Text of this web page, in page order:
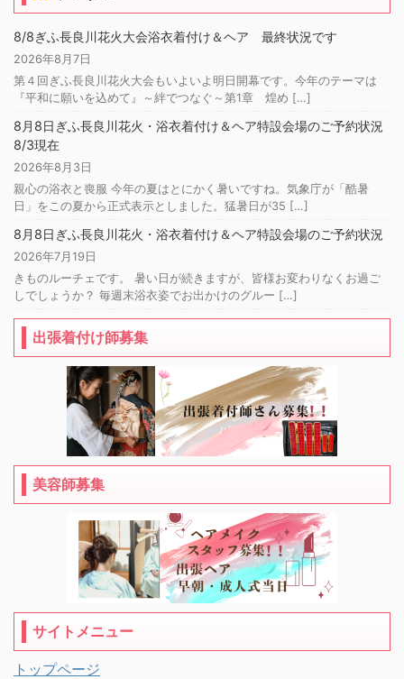
8/8ぎふ長良川花火大会浴衣着付け＆ヘア 最終状況です
2026年8月7日
第４回ぎふ長良川花火大会もいよいよ明日開幕です。今年のテーマは
『平和に願いを込めて』～絆でつなぐ～第1章 煌め […]
8月8日ぎふ長良川花火・浴衣着付け＆ヘア特設会場のご予約状況
8/3現在
2026年8月3日
親心の浴衣と喪服 今年の夏はとにかく暑いですね。気象庁が「酷暑
日」をこの夏から正式表示としました。猛暑日が35 […]
8月8日ぎふ長良川花火・浴衣着付け＆ヘア特設会場のご予約状況
2026年7月19日
きものルーチェです。 暑い日が続きますが、皆様お変わりなくお過ご
しでしょうか？ 毎週末浴衣姿でお出かけのグルー […]
出張着付け師募集
美容師募集
サイトメニュー
トップページ